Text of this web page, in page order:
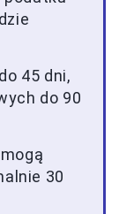
45 dni,
do 90
30